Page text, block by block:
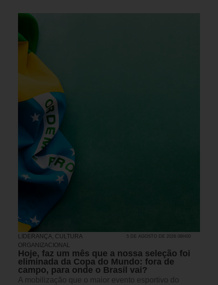
LIDERANÇA, CULTURA
ORGANIZACIONAL
5 DE AGOSTO DE 2026 08H00
Hoje, faz um mês que a nossa seleção foi
eliminada da Copa do Mundo: fora de
campo, para onde o Brasil vai?
A mobilização que o maior evento esportivo do